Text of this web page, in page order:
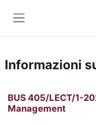
Informazioni
BUS 405/LECT/1-
Management